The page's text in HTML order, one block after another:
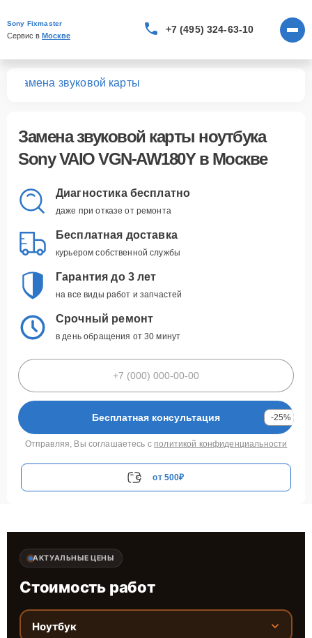
Sony Fixmaster
Сервис в Москве
+7 (495) 324-63-10
Замена звуковой карты
Замена звуковой карты ноутбука
Sony VAIO VGN-AW180Y в Москве
Диагностика бесплатно
даже при отказе от ремонта
Бесплатная доставка
курьером собственной службы
Гарантия до 3 лет
на все виды работ и запчастей
Срочный ремонт
в день обращения от 30 минут
Бесплатная консультация -25%
Отправляя, Вы соглашаетесь с политикой конфиденциальности
от 500₽
АКТУАЛЬНЫЕ ЦЕНЫ
Стоимость работ
Ноутбук